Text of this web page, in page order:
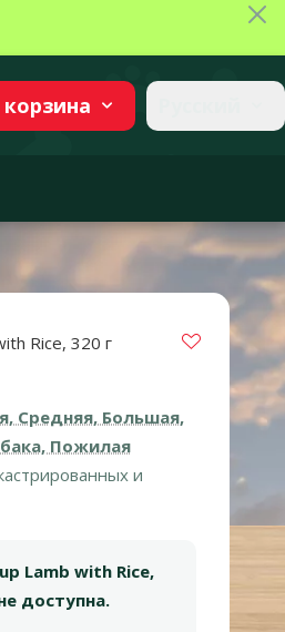
корзина
Vložit do
Rice, 320 г
Средняя, Большая,
Пожилая
и
Lamb with Rice,
доступна.